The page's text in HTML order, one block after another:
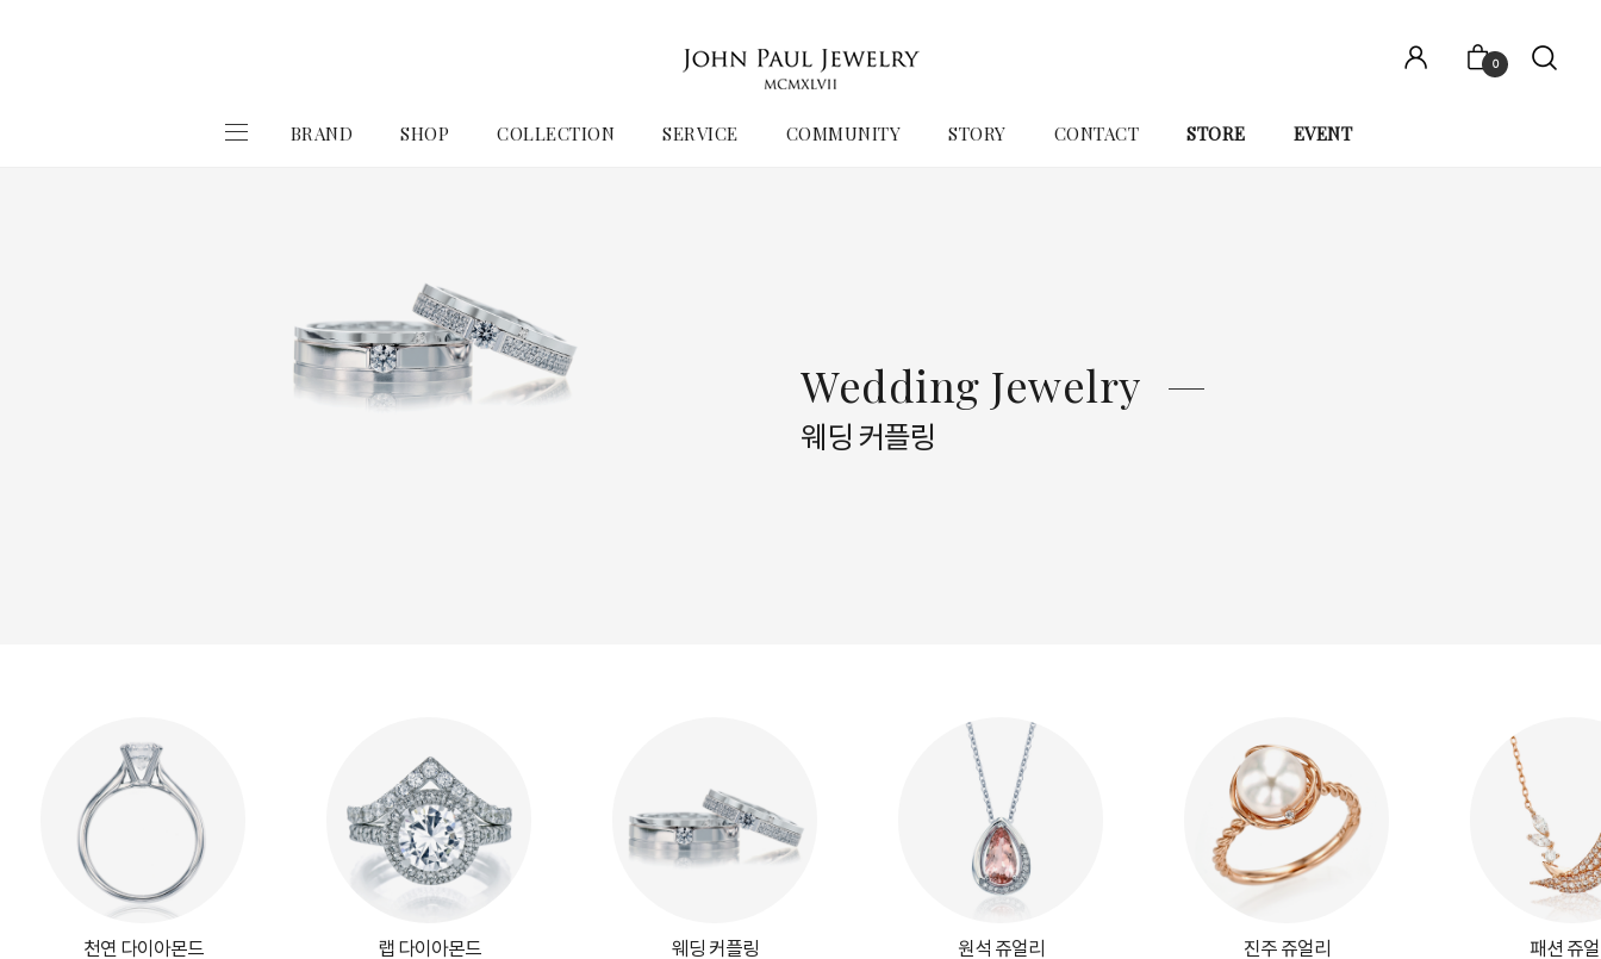
0
BRAND SHOP COLLECTION SERVICE COMMUNITY STORY CONTACT STORE EVENT
Wedding Jewelry
웨딩 커플링
천연 다이아몬드 랩 다이아몬드 웨딩 커플링 원석 쥬얼리 진주 쥬얼리 패션 쥬